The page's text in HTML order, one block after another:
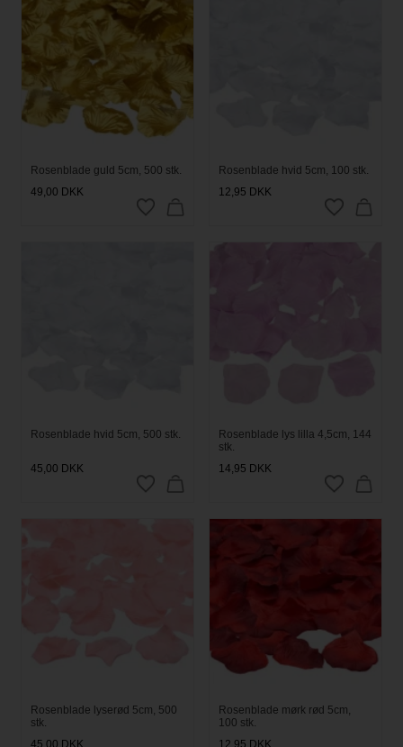
Rosenblade guld 5cm, 500 stk.
49,00 DKK
Rosenblade hvid 5cm, 100 stk.
12,95 DKK
Rosenblade hvid 5cm, 500 stk.
45,00 DKK
Rosenblade lys lilla 4,5cm, 144
stk.
14,95 DKK
Rosenblade lyserød 5cm, 500
stk.
Rosenblade mørk rød 5cm,
100 stk.